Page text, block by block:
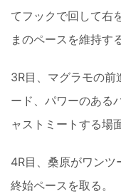
てフックで回して右
まのペースを維持す
3R目、マグラモの
ード、パワーのある
ャストミートする場
4R目、桑原がワンツ
終始ペースを取る。